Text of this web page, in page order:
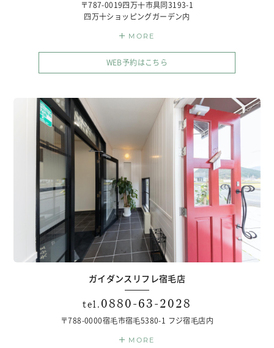
〒787-0019四万⼗市具同3193-1
四万十ショッピングガーデン内
MORE
WEB予約はこちら
ガイダンスリフレ宿毛店
tel.0880-63-2028
〒788-0000宿⽑市宿⽑5380-1 フジ宿⽑店内
MORE